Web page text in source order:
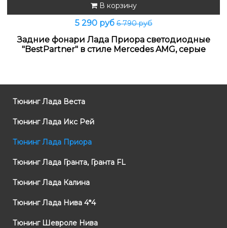
В корзину
5 290 руб6 790 руб
Задние фонари Лада Приора светодиодные
"BestPartner" в стиле Mercedes AMG, серые
Тюнинг Лада Веста
Тюнинг Лада Икс Рей
Тюнинг Лада Приора
Тюнинг Лада Гранта, Гранта FL
Тюнинг Лада Калина
Тюнинг Лада Нива 4*4
Тюнинг Шевроле Нива